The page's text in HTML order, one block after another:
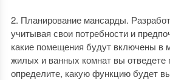
Планирование мансарды.
учитывая свои потребности и
какие помещения будут включены в
жилых и ванных комнат вы отведете
определите, какую функцию будет